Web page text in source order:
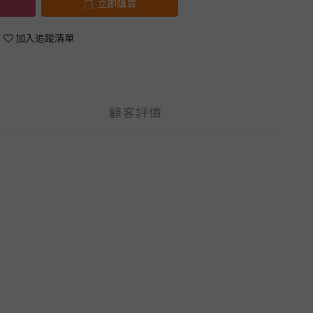
立即購買
加入追蹤清單
顧客評價